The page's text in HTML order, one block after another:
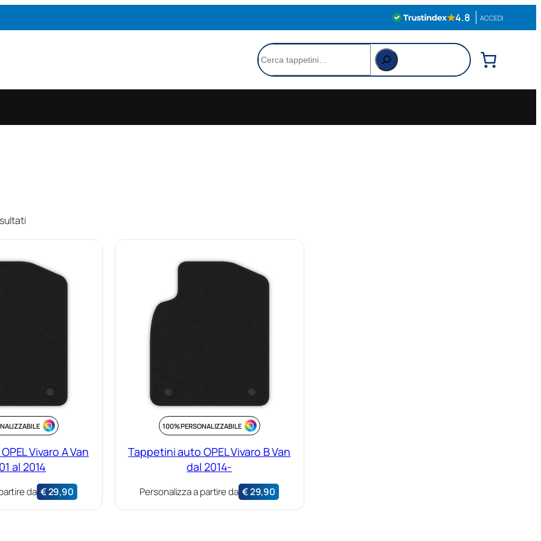
★4.8 ACCEDI
Cerca
Vivaro A Van
al 2014
da €29,90
100% PERSONALIZZABILE
Tappetini auto OPEL Vivaro B Van
dal 2014-
Personalizza a partire da €29,90